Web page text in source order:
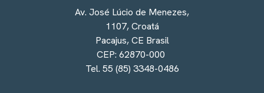
Av. José Lúcio de Menezes,
1107, Croatá
Pacajus, CE Brasil
CEP: 62870-000
Tel. 55 (85) 3348-0486